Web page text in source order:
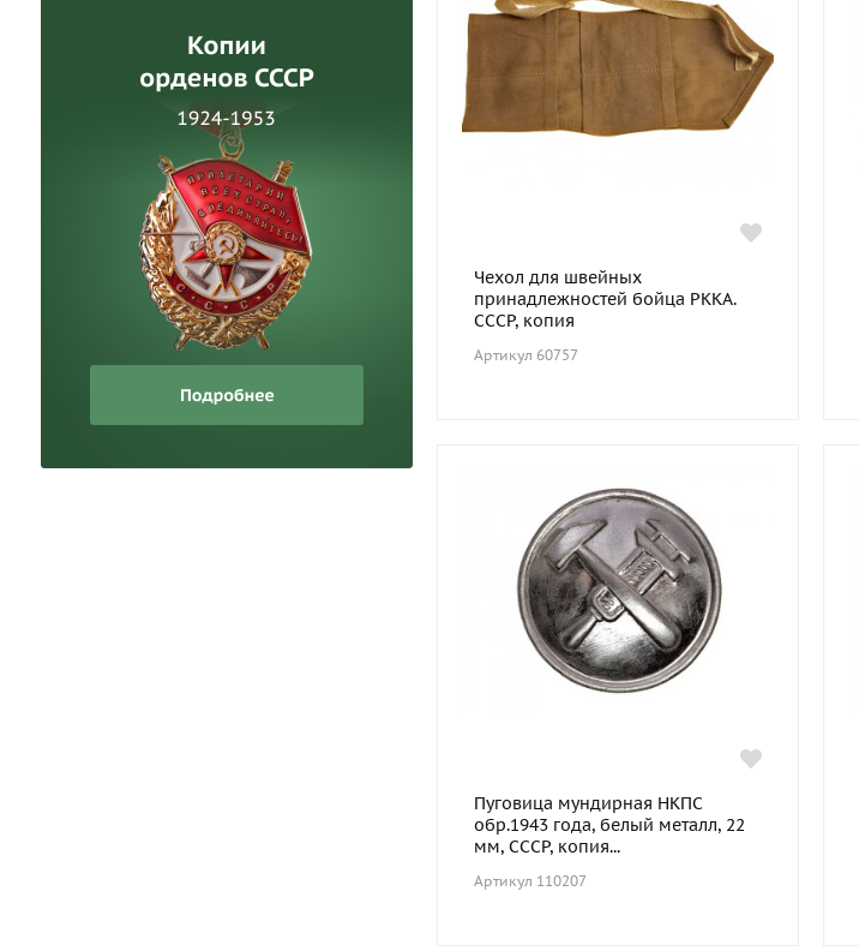
Чехол для швейных
принадлежностей бойца РККА.
СССР, копия
Артикул 60757
Пуговица мундирная НКПС
обр.1943 года, белый металл, 22
мм, СССР, копия...
Артикул 110207